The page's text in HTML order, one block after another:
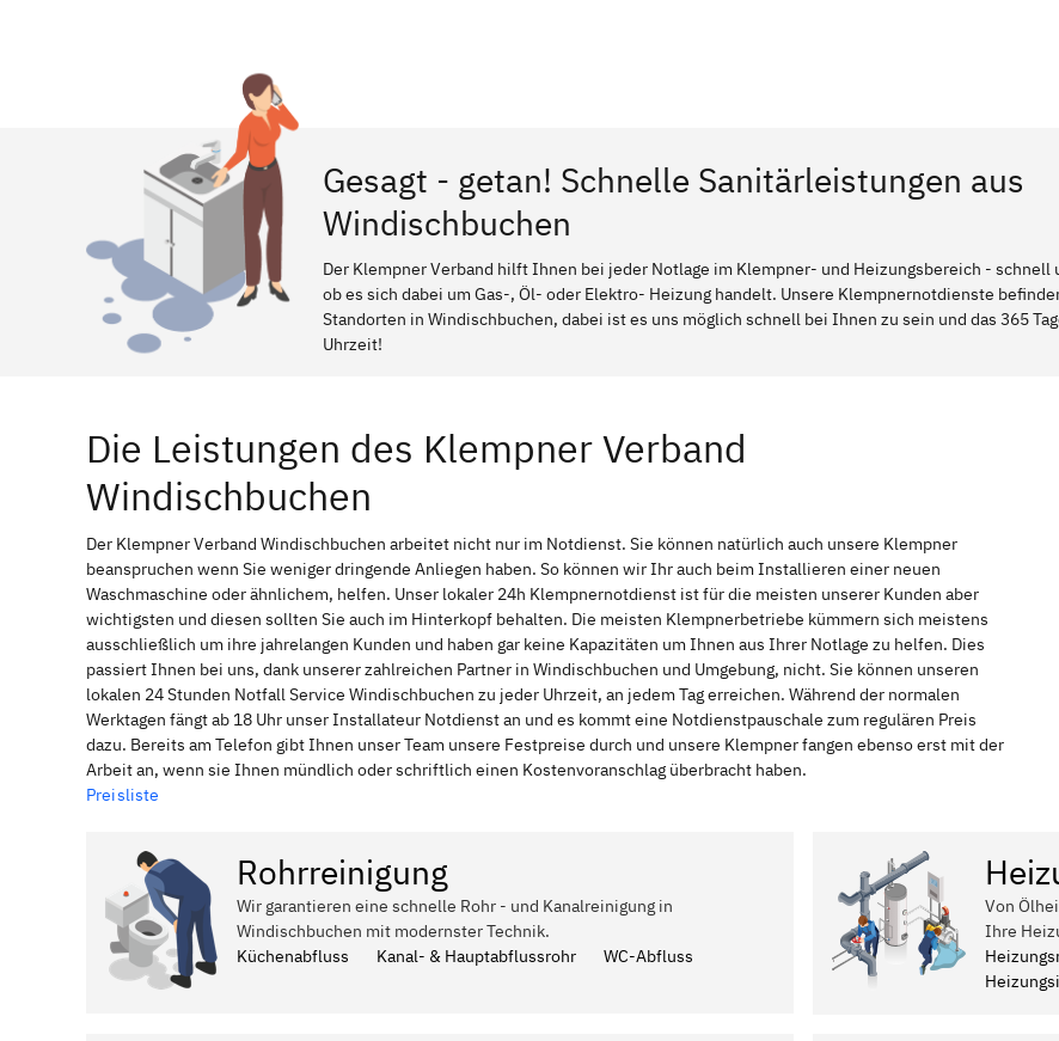
Gesagt - getan! Schnelle Sanitärleistungen aus
Windischbuchen
Der Klempner Verband hilft Ihnen bei jeder Notlage im Klempner- und Heizungsbereich - schnell
ob es sich dabei um Gas-, Öl- oder Elektro- Heizung handelt. Unsere Klempnernotdienste
Standorten in Windischbuchen, dabei ist es uns möglich schnell bei Ihnen zu sein und das 365
Uhrzeit!
Die Leistungen des Klempner Verband
Windischbuchen
Der Klempner Verband Windischbuchen arbeitet nicht nur im Notdienst. Sie können natürlich auch unsere Klempner
beanspruchen wenn Sie weniger dringende Anliegen haben. So können wir Ihr auch beim Installieren einer neuen
Waschmaschine oder ähnlichem, helfen. Unser lokaler 24h Klempnernotdienst ist für die meisten unserer Kunden aber
wichtigsten und diesen sollten Sie auch im Hinterkopf behalten. Die meisten Klempnerbetriebe kümmern sich meistens
ausschließlich um ihre jahrelangen Kunden und haben gar keine Kapazitäten um Ihnen aus Ihrer Notlage zu helfen. Dies
passiert Ihnen bei uns, dank unserer zahlreichen Partner in Windischbuchen und Umgebung, nicht. Sie können unseren
lokalen 24 Stunden Notfall Service Windischbuchen zu jeder Uhrzeit, an jedem Tag erreichen. Während der normalen
Werktagen fängt ab 18 Uhr unser Installateur Notdienst an und es kommt eine Notdienstpauschale zum regulären Preis
dazu. Bereits am Telefon gibt Ihnen unser Team unsere Festpreise durch und unsere Klempner fangen ebenso erst mit der
Arbeit an, wenn sie Ihnen mündlich oder schriftlich einen Kostenvoranschlag überbracht haben.
Preisliste
Rohrreinigung
Wir garantieren eine schnelle Rohr - und Kanalreinigung in
Windischbuchen mit modernster Technik.
Küchenabfluss
Kanal- & Hauptabflussrohr WC-Abfluss
Von
Ihre